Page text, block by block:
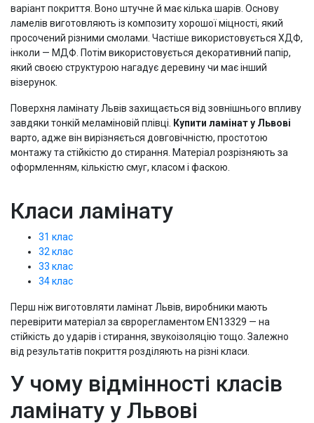
варіант покриття. Воно штучне й має кілька шарів. Основу
ламелів виготовляють із композиту хорошої міцності, який
просочений різними смолами. Частіше використовується ХДФ,
інколи — МДФ. Потім використовується декоративний папір,
який своєю структурою нагадує деревину чи має інший
візерунок.
Поверхня ламінату Львів захищається від зовнішнього впливу
завдяки тонкій меламіновій плівці.
Купити ламінат у Львові
варто, адже він вирізняється довговічністю, простотою
монтажу та стійкістю до стирання. Матеріал розрізняють за
оформленням, кількістю смуг, класом і фаскою.
Класи ламінату
31 клас
32 клас
33 клас
34 клас
Перш ніж виготовляти ламінат Львів, виробники мають
перевірити матеріал за єврорегламентом ЕN13329 — на
стійкість до ударів і стирання, звукоізоляцію тощо. Залежно
від результатів покриття розділяють на різні класи.
У чому відмінності класів
ламінату у Львові